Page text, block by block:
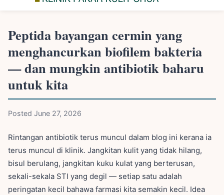
Peptida bayangan cermin yang
menghancurkan biofilem bakteria
— dan mungkin antibiotik baharu
untuk kita
Posted June 27, 2026
Rintangan antibiotik terus muncul dalam blog ini kerana ia
terus muncul di klinik. Jangkitan kulit yang tidak hilang,
bisul berulang, jangkitan kuku kulat yang berterusan,
sekali-sekala STI yang degil — setiap satu adalah
peringatan kecil bahawa farmasi kita semakin kecil. Idea